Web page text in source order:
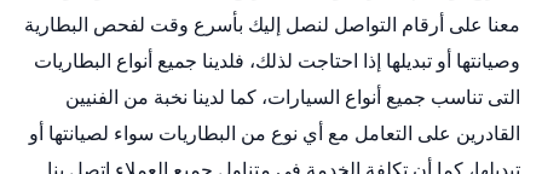
معنا على أرقام التواصل لنصل إليك بأسرع وقت لفحص البطارية
وصيانتها أو تبديلها إذا احتاجت لذلك، فلدينا جميع أنواع البطاريات
التى تناسب جميع أنواع السيارات، كما لدينا نخبة من الفنيين
القادرين على التعامل مع أي نوع من البطاريات سواء لصيانتها أو
تبديلها، كما أن تكلفة الخدمة في متناول جميع العملاء اتصل بنا